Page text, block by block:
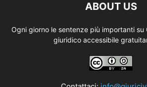
ABOUT US
Ogni giorno le sentenze più importanti su
giuridico accessibile